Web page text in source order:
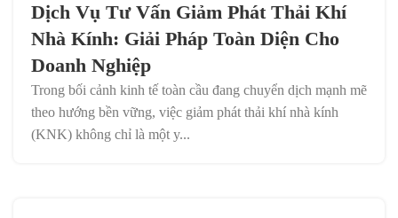
Dịch Vụ Tư Vấn Giảm Phát Thải Khí
Nhà Kính: Giải Pháp Toàn Diện Cho
Doanh Nghiệp
Trong bối cảnh kinh tế toàn cầu đang chuyển dịch mạnh mẽ
theo hướng bền vững, việc giảm phát thải khí nhà kính
(KNK) không chỉ là một y...